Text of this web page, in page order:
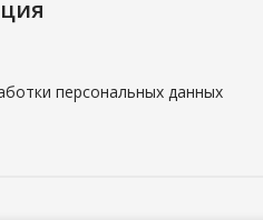
персональных данных